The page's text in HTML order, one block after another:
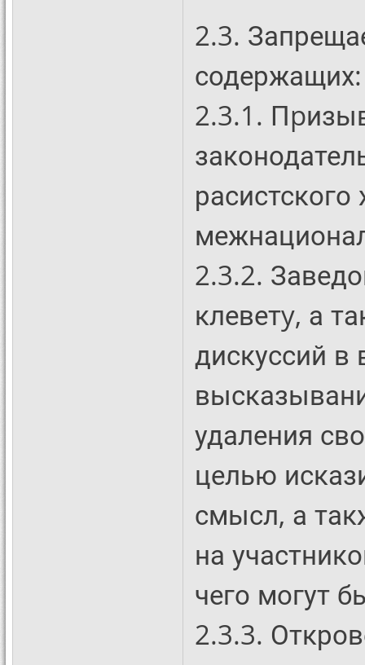
2.3.
содержащих:
2.3.1.
2.3.2.
клеветy, а
дискуссий в
удаления
целью
смысл, а
на
чего могут
2.3.3.